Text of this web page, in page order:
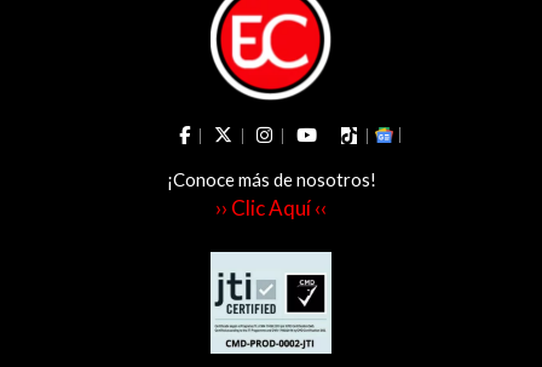
¡Conoce más de nosotros!
›› Clic Aquí ‹‹